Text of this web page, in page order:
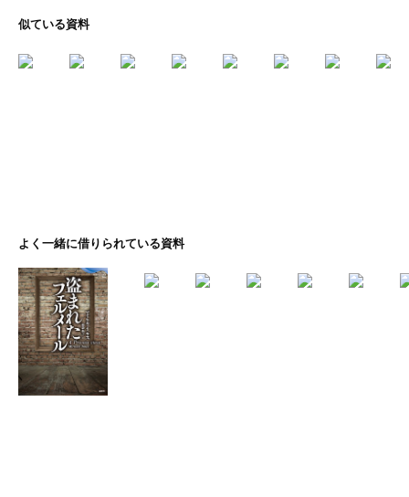
似ている資料
よく一緒に借りられている資料